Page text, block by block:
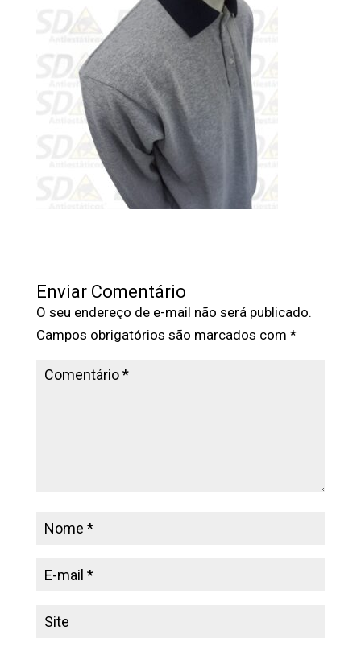
Enviar Comentário
O seu endereço de e-mail não será publicado.
Campos obrigatórios são marcados com *